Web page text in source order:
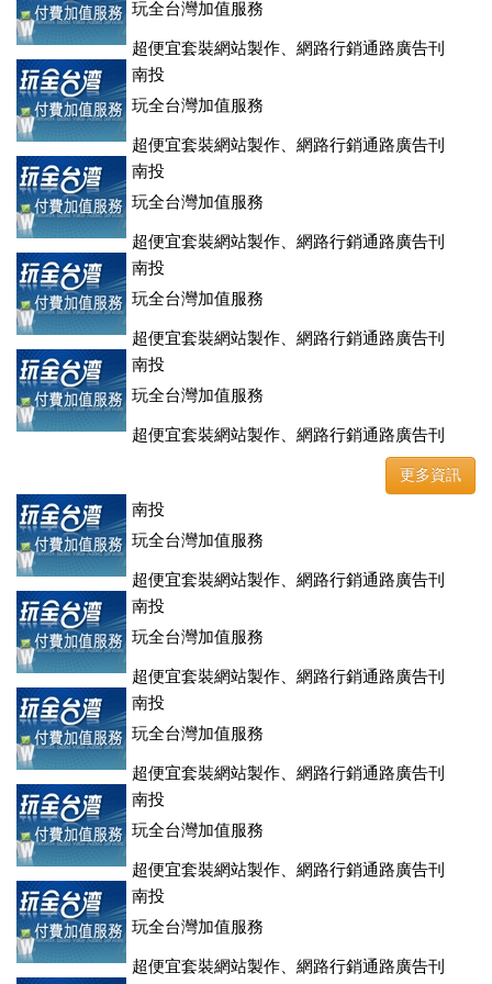
玩全台灣加值服務
超便宜套裝網站製作、網路行銷通路廣告刊
登、訂房系統、客房委託旅行社銷售，全面優惠中....
南投
玩全台灣加值服務
超便宜套裝網站製作、網路行銷通路廣告刊
登、訂房系統、客房委託旅行社銷售，全面優惠中....
南投
玩全台灣加值服務
超便宜套裝網站製作、網路行銷通路廣告刊
登、訂房系統、客房委託旅行社銷售，全面優惠中....
南投
玩全台灣加值服務
超便宜套裝網站製作、網路行銷通路廣告刊
登、訂房系統、客房委託旅行社銷售，全面優惠中....
南投
玩全台灣加值服務
超便宜套裝網站製作、網路行銷通路廣告刊
登、訂房系統、客房委託旅行社銷售，全面優惠中....
更多資訊
南投
玩全台灣加值服務
超便宜套裝網站製作、網路行銷通路廣告刊
登、訂房系統、客房委託旅行社銷售，全面優惠中....
南投
玩全台灣加值服務
超便宜套裝網站製作、網路行銷通路廣告刊
登、訂房系統、客房委託旅行社銷售，全面優惠中....
南投
玩全台灣加值服務
超便宜套裝網站製作、網路行銷通路廣告刊
登、訂房系統、客房委託旅行社銷售，全面優惠中....
南投
玩全台灣加值服務
超便宜套裝網站製作、網路行銷通路廣告刊
登、訂房系統、客房委託旅行社銷售，全面優惠中....
南投
玩全台灣加值服務
超便宜套裝網站製作、網路行銷通路廣告刊